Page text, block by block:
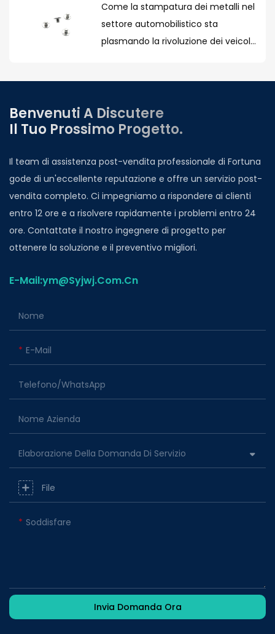
Come la stampatura dei metalli nel
settore automobilistico sta
plasmando la rivoluzione dei veicoli
Benvenuti A Discutere
Il Tuo Prossimo Progetto.
Il team di assistenza post-vendita professionale di Fortuna
gode di un'eccellente reputazione e offre un servizio post-
vendita completo. Ci impegniamo a rispondere ai clienti
entro 12 ore e a risolvere rapidamente i problemi entro 24
ore. Contattate il nostro ingegnere di progetto per
ottenere la soluzione e il preventivo migliori.
E-Mail:ym@Syjwj.Com.Cn
Nome
E-Mail
Telefono/WhatsApp
Nome Azienda
Elaborazione Della Domanda Di Servizio
File
Soddisfare
Invia Domanda Ora